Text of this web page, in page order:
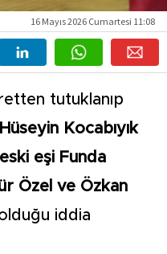
16 Mayıs 2026 Cumartesi 11:08
tutuklanıp
Hüseyin Kocabıyık
eşi Funda
Özel ve Özkan
iddia